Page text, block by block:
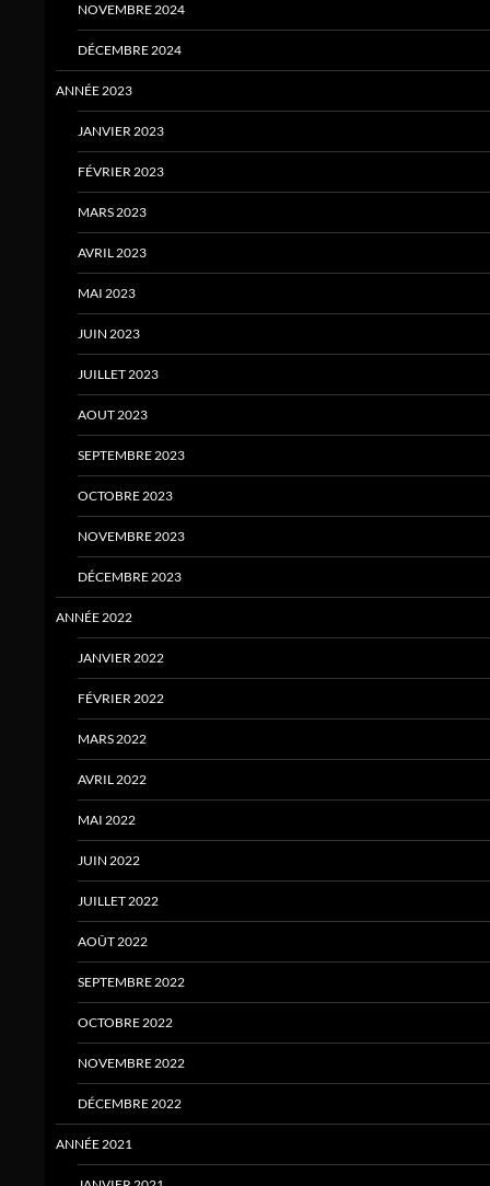
NOVEMBRE 2024
DÉCEMBRE 2024
ANNÉE 2023
JANVIER 2023
FÉVRIER 2023
MARS 2023
AVRIL 2023
MAI 2023
JUIN 2023
JUILLET 2023
AOUT 2023
SEPTEMBRE 2023
OCTOBRE 2023
NOVEMBRE 2023
DÉCEMBRE 2023
ANNÉE 2022
JANVIER 2022
FÉVRIER 2022
MARS 2022
AVRIL 2022
MAI 2022
JUIN 2022
JUILLET 2022
AOÛT 2022
SEPTEMBRE 2022
OCTOBRE 2022
NOVEMBRE 2022
DÉCEMBRE 2022
ANNÉE 2021